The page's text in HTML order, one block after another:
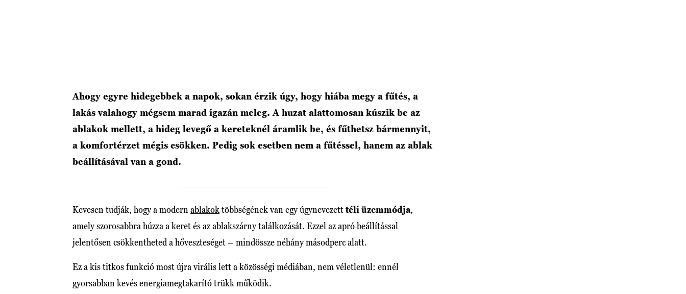
Ahogy egyre hidegebbek a napok, sokan érzik úgy, hogy hiába megy a fűtés, a
lakás valahogy mégsem marad igazán meleg. A huzat alattomosan kúszik be az
ablakok mellett, a hideg levegő a kereteknél áramlik be, és fűthetsz bármennyit,
a komfortérzet mégis csökken. Pedig sok esetben nem a fűtéssel, hanem az ablak
beállításával van a gond.
Kevesen tudják, hogy a modern ablakoktöbbségének van egy úgynevezetttéli üzemmódja,
amely szorosabbra húzza a keret és az ablakszárny találkozását. Ezzel az apró beállítással
jelentősen csökkentheted a hőveszteséget – mindössze néhány másodperc alatt.
Ez a kis titkos funkció most újra virális lett a közösségi médiában, nem véletlenül: ennél
gyorsabban kevés energiamegtakarító trükk működik.